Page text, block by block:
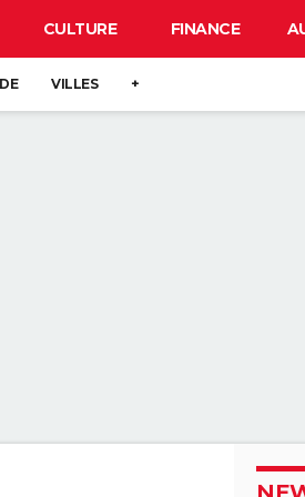
CULTURE FINANCE
VILLES +